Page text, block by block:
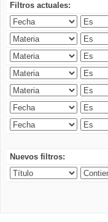
Filtros actuales:
Nuevos filtros: